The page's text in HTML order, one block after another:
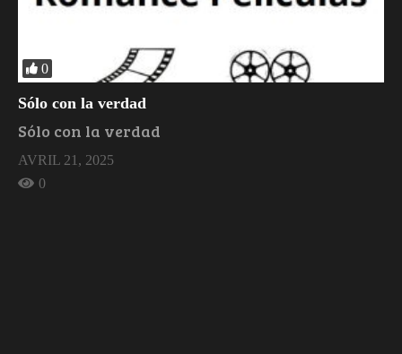
0
Sólo con la verdad
Sólo con la verdad
AVRIL 21, 2025
0